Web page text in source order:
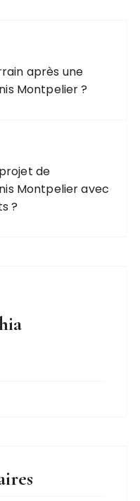
après une
Montpelier ?
de
Montpelier avec
?